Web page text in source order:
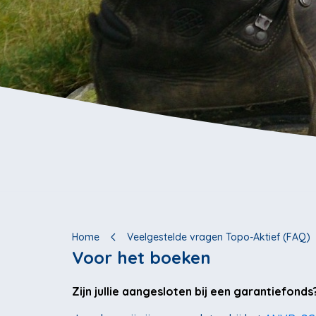
Home Veelgestelde vragen Topo-Aktief (FAQ)
Voor het boeken
Zijn jullie aangesloten bij een